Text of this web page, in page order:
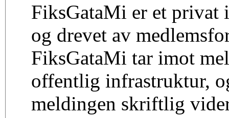
FiksGataMi er et privat
og drevet av
FiksGataMi tar imot
offentlig infrastruktur,
meldingen skriftlig